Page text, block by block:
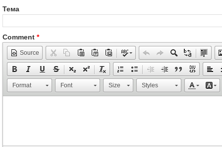
Тема
Comment *
Source
Format Font Size Styles